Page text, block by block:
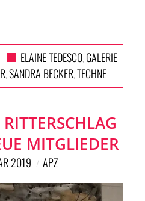
ELAINE TEDESCO, GALERIE
,SANDRA BECKER,TECHNE
MITGLIEDER
2019 APZ